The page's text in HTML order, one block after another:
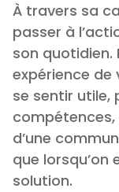
À travers sa
passer à
son quotidien.
expérience
se sentir utile,
d’une
que lorsqu’on
solution.